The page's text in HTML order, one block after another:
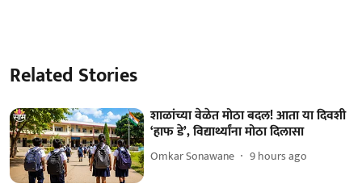
Related Stories
शाळांच्या वेळेत मोठा बदल! आता या दिवशी
‘हाफ डे’, विद्यार्थ्यांना मोठा दिलासा
Omkar Sonawane 9 hours ago